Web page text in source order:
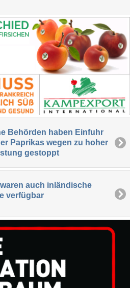
Behörden haben Einfuhr
Paprikas wegen zu hoher
gestoppt
auch inländische
verfügbar